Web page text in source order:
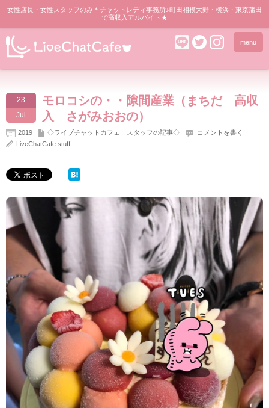
女性店長・女性スタッフのみ＊チャットレディ事務所♪町田相模大野・横浜・東京蒲田
で高収入アルバイト★
menu
23
Jul
モロコシの・・隙間産業（まちだ 高収
入 さがみおおの）
2019 ◇ライブチャットカフェ スタッフの記事◇
コメントを書く
LiveChatCafe stuff